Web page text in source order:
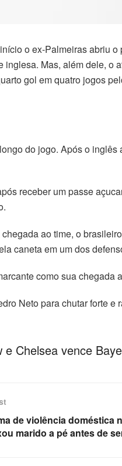
o ex-Palmeiras abriu
Mas, além dele, o
gol em quatro jogos
do jogo. Após o
receber um passe
ao time, o
caneta em um dos
como sua chegada
Neto para chutar forte e
Chelsea vence
de violência doméstica
marido a pé antes de